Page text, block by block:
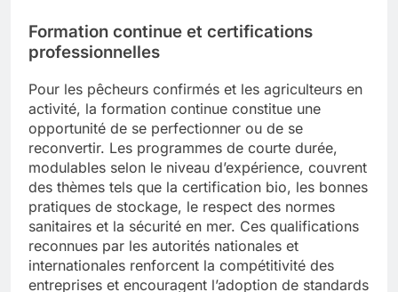
Formation continue et certifications
professionnelles
Pour les pêcheurs confirmés et les agriculteurs en
activité, la formation continue constitue une
opportunité de se perfectionner ou de se
reconvertir. Les programmes de courte durée,
modulables selon le niveau d’expérience, couvrent
des thèmes tels que la certification bio, les bonnes
pratiques de stockage, le respect des normes
sanitaires et la sécurité en mer. Ces qualifications
reconnues par les autorités nationales et
internationales renforcent la compétitivité des
entreprises et encouragent l’adoption de standards